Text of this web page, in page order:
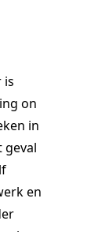
is
on
in
geval
en